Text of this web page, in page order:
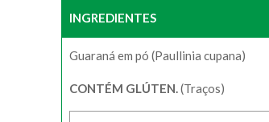
INGREDIENTES
Guaraná em pó (Paullinia cupana)
CONTÉM GLÚTEN.(Traços)